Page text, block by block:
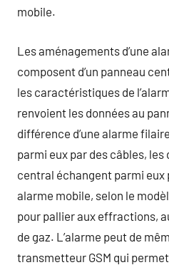
mobile.
Les aménagements d’une
composent d’un panneau
les caractéristiques de
renvoient les données au
différence d’une alarme
parmi eux par des câbles,
central échangent parmi eux
alarme mobile, selon le
pour pallier aux effractions,
de gaz. L’alarme peut de
transmetteur GSM qui